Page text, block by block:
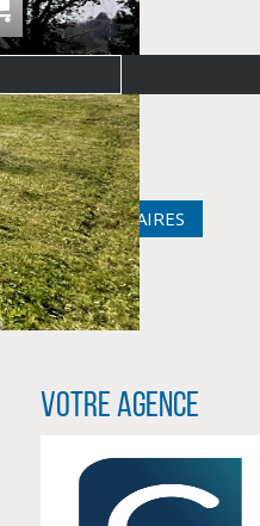
NOS HONORAIRES
Votre agence